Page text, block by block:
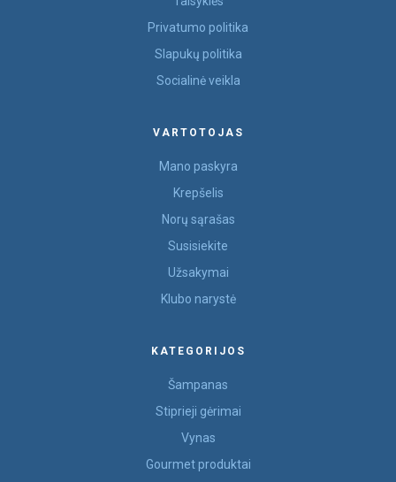
Privatumo politika
Slapukų politika
Socialinė veikla
VARTOTOJAS
Mano paskyra
Krepšelis
Norų sąrašas
Susisiekite
Užsakymai
Klubo narystė
KATEGORIJOS
Šampanas
Stiprieji gėrimai
Vynas
Gourmet produktai